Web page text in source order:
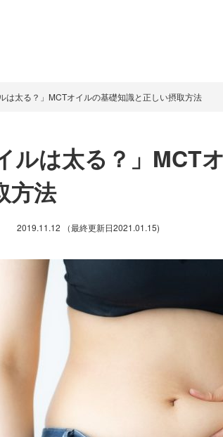
は太る？」MCTオイルの基礎知識と正しい摂取方法
ルは太る？」MCT
方法
2019.11.12 （最終更新日2021.01.15)